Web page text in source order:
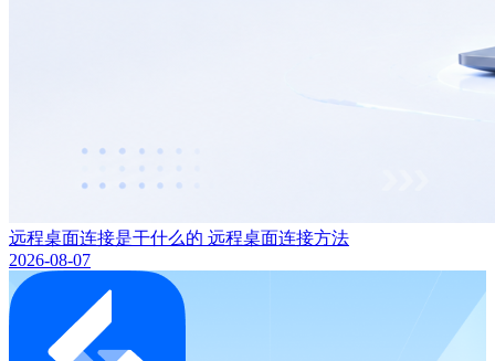
远程桌面连接是干什么的 远程桌面连接方法
2026-08-07